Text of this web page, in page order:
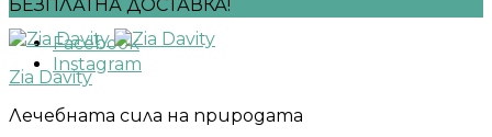
БЕЗПЛАТНА ДОСТАВКА!
Facebook
Instagram
Zia Davity
Лечебната сила на природата